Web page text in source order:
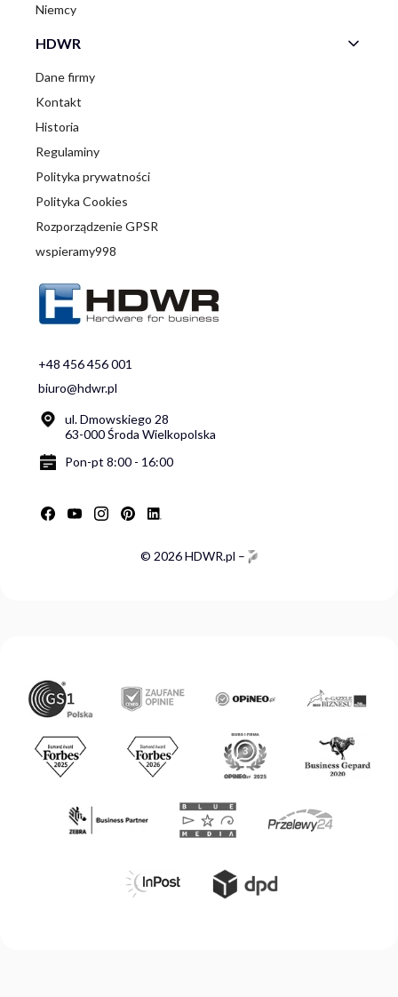
Niemcy
HDWR
Dane firmy
Kontakt
Historia
Regulaminy
Polityka prywatności
Polityka Cookies
Rozporządzenie GPSR
wspieramy998
+48 456 456 001
biuro@hdwr.pl
ul. Dmowskiego 28
63-000 Środa Wielkopolska
Pon-pt 8:00 - 16:00
© 2026 HDWR.pl –